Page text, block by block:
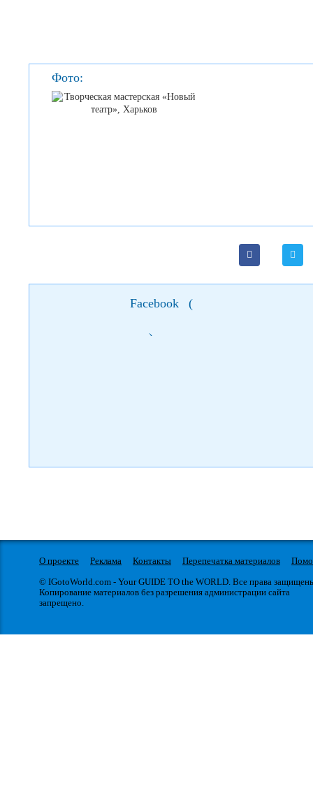
Фото:
Facebook (
)
О проекте Реклама Контакты Перепечатка материалов
© IGotoWorld.com - Your GUIDE TO the WORLD. Все права
Копирование материалов без разрешения администрации сайта
запрещено.